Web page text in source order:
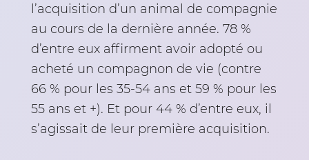
l’acquisition d’un animal de compagnie
au cours de la dernière année. 78 %
d’entre eux affirment avoir adopté ou
acheté un compagnon de vie (contre
66 % pour les 35-54 ans et 59 % pour les
55 ans et +). Et pour 44 % d’entre eux, il
s’agissait de leur première acquisition.